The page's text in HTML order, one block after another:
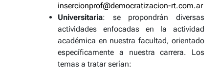
insercionprof@democratizacion-rt.com.ar
Universitaria: se propondrán diversas
actividades enfocadas en la actividad
académica en nuestra facultad, orientado
específicamente a nuestra carrera. Los
temas a tratar serían: